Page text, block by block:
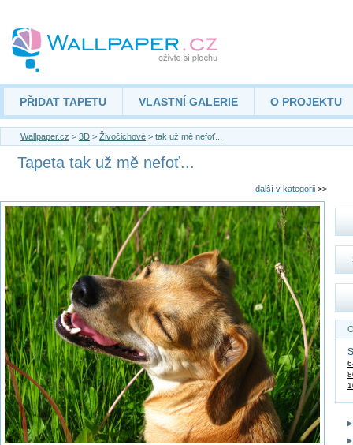
PŘIDAT TAPETU VLASTNÍ GALERIE O PROJEKTU
Wallpaper.cz > 3D > Živočichové > tak už mě nefoť...
Tapeta tak už mě nefoť...
další v kategorii >>